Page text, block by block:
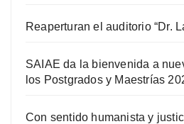
Reaperturan el auditorio “Dr.
SAIAE da la bienvenida a
los Postgrados y Maestrías
Con sentido humanista y